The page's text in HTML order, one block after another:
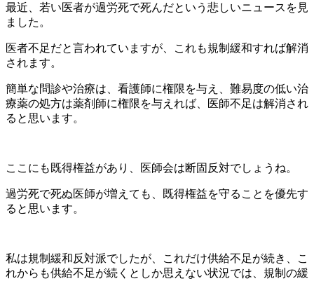
最近、若い医者が過労死で死んだという悲しいニュースを見
ました。
医者不足だと言われていますが、これも規制緩和すれば解消
されます。
簡単な問診や治療は、看護師に権限を与え、難易度の低い治
療薬の処方は薬剤師に権限を与えれば、医師不足は解消され
ると思います。
ここにも既得権益があり、医師会は断固反対でしょうね。
過労死で死ぬ医師が増えても、既得権益を守ることを優先す
ると思います。
私は規制緩和反対派でしたが、これだけ供給不足が続き、こ
れからも供給不足が続くとしか思えない状況では、規制の緩